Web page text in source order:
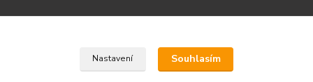
Upravit sběr cookies.
Nastavení Souhlasím